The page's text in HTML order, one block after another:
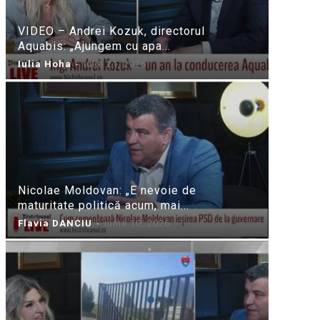
VIDEO – Andrei Kozuk, directorul
Aquabis: „Ajungem cu apa...
Iulia Hoha - iulie 21, 2026
Nicolae Moldovan: „E nevoie de
maturitate politică acum, mai...
Flavia DANCIU - iunie 10, 2026